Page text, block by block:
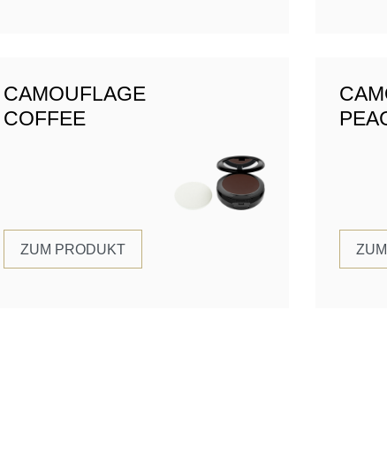
CAMOUFLAGE
COFFEE
ZUM PRODUKT